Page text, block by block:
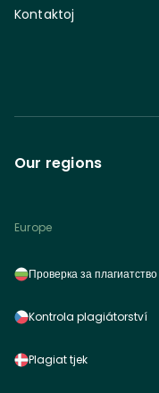
Kontaktoj
Our regions
Europe
Проверка за плагиатство
Kontrola plagiátorství
Plagiat tjek